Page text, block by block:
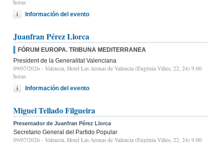
horas
Información del evento
Juanfran Pérez Llorca
FÓRUM EUROPA. TRIBUNA MEDITERRANEA
President de la Generalitat Valenciana
09/07/2026 - Valencia, Hotel Las Arenas de Valencia (Eugènia Viñes, 22, 24) 9.00
horas
Información del evento
Miguel Tellado Filgueira
Presentador de Juanfran Pérez Llorca
Secretario General del Partido Popular
09/07/2026 - Valencia, Hotel Las Arenas de Valencia (Eugènia Viñes, 22, 24) 9.00